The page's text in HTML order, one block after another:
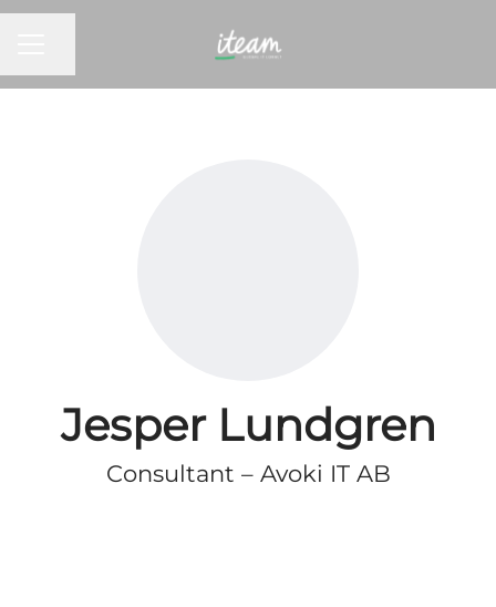
Jesper Lundgren
Consultant – Avoki IT AB